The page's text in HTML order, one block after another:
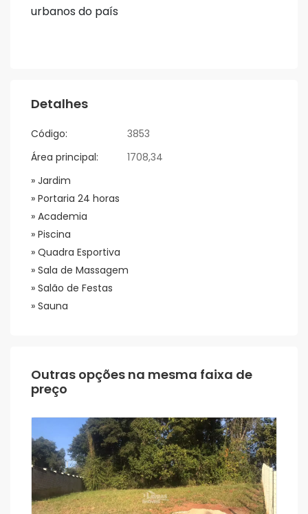
urbanos do país
Detalhes
Código:
3853
Área principal:
1708,34
» Jardim
» Portaria 24 horas
» Academia
» Piscina
» Quadra Esportiva
» Sala de Massagem
» Salão de Festas
» Sauna
Outras opções na mesma faixa de
preço